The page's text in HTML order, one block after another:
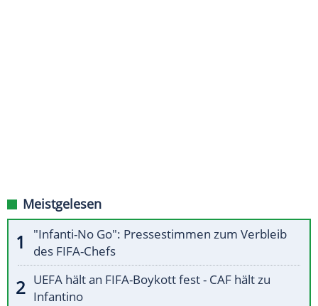
Meistgelesen
"Infanti-No Go": Pressestimmen zum Verbleib
des FIFA-Chefs
UEFA hält an FIFA-Boykott fest - CAF hält zu
Infantino